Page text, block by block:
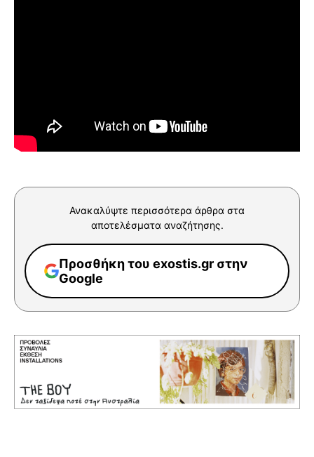
Ανακαλύψτε περισσότερα άρθρα στα
αποτελέσματα αναζήτησης.
Προσθήκη του exostis.gr στην
Google